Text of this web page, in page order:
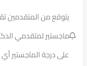
يتوقع من المتقدمين
ماجستير لمتقدمي
على درجة الماجستير